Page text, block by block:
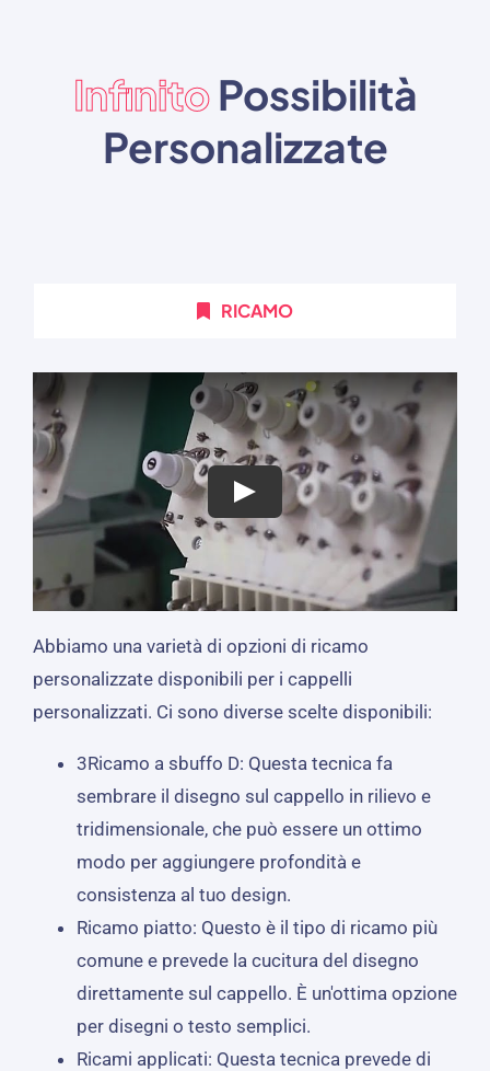
InfinitoPossibilità
Personalizzate
RICAMO
Abbiamo una varietà di opzioni di ricamo
personalizzate disponibili per i cappelli
personalizzati. Ci sono diverse scelte disponibili:
3Ricamo a sbuffo D: Questa tecnica fa
sembrare il disegno sul cappello in rilievo e
tridimensionale, che può essere un ottimo
modo per aggiungere profondità e
consistenza al tuo design.
Ricamo piatto: Questo è il tipo di ricamo più
comune e prevede la cucitura del disegno
direttamente sul cappello. È un'ottima opzione
per disegni o testo semplici.
Ricami applicati: Questa tecnica prevede di